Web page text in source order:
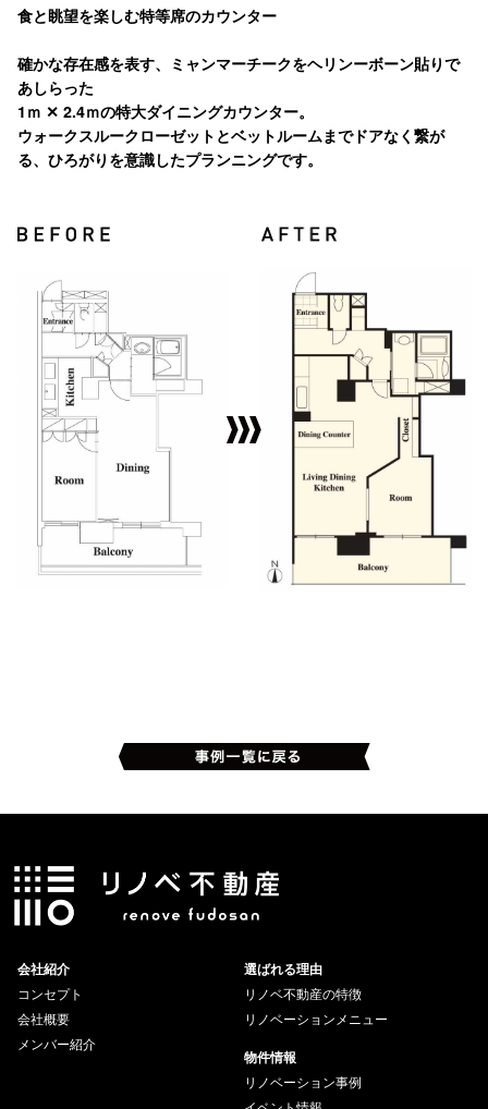
食と眺望を楽しむ特等席のカウンター
確かな存在感を表す、ミャンマーチークをヘリンーボーン貼りで
あしらった
1ｍ ✕ 2.4ｍの特大ダイニングカウンター。
ウォークスルークローゼットとベットルームまでドアなく繋が
る、ひろがりを意識したプランニングです。
会社紹介
コンセプト
会社概要
メンバー紹介
選ばれる理由
リノベ不動産の特徴
リノベーションメニュー
物件情報
リノベーション事例